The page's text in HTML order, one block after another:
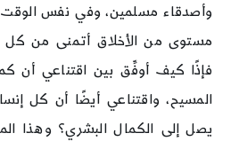
وأصدقاء مسلمين، وفي نفس
مستوى من الأخلاق أتمنى من كل
فإذًا كيف أوفِّق بين اقتناعي أن
المسيح، واقتناعي أيضًا أن كل
يصل إلى الكمال البشري؟ وهذا